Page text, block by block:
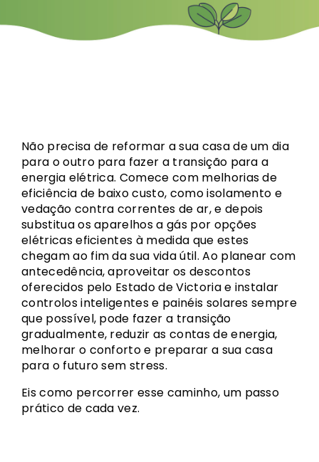
Não precisa de reformar a sua casa de um dia
para o outro para fazer a transição para a
energia elétrica. Comece com melhorias de
eficiência de baixo custo, como isolamento e
vedação contra correntes de ar, e depois
substitua os aparelhos a gás por opções
elétricas eficientes à medida que estes
chegam ao fim da sua vida útil. Ao planear com
antecedência, aproveitar os descontos
oferecidos pelo Estado de Victoria e instalar
controlos inteligentes e painéis solares sempre
que possível, pode fazer a transição
gradualmente, reduzir as contas de energia,
melhorar o conforto e preparar a sua casa
para o futuro sem stress.
Eis como percorrer esse caminho, um passo
prático de cada vez.